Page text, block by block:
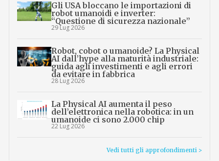
Gli USA bloccano le importazioni di
robot umanoidi e inverter:
“Questione di sicurezza nazionale”
29 Lug 2026
Robot, cobot o umanoide? La Physical
AI dall’hype alla maturità industriale:
guida agli investimenti e agli errori
da evitare in fabbrica
28 Lug 2026
La Physical AI aumenta il peso
dell’elettronica nella robotica: in un
umanoide ci sono 2.000 chip
22 Lug 2026
Vedi tutti gli approfondimenti >